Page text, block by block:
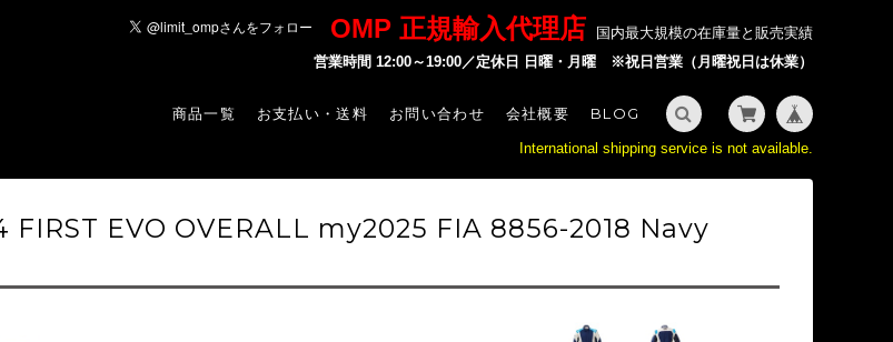
OMP 正規輸入代理店
国内最大規模の在庫量と販売実績
営業時間 12:00～19:00／定休日 日曜・月曜 ※祝日営業（月曜祝日は休業）
商品一覧 お支払い・送料 お問い合わせ 会社概要 BLOG
International shipping service is not available.
FIRST EVO OVERALL my2025 FIA 8856-2018 Navy